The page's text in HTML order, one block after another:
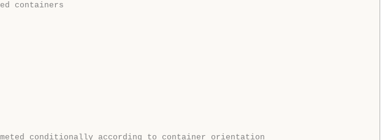
containers
conditionally according to container orientation